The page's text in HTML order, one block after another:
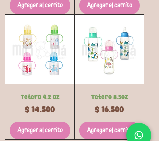
Agregar al carrito Agregar al carrito
Tetero 4.2 oz
Precio
$ 14.500
Agregar al carrito
Tetero 8.5oz
Precio
$ 16.500
Agregar al carrito